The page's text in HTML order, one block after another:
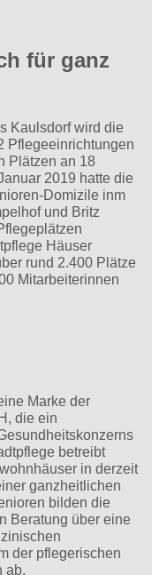
für ganz
Kaulsdorf wird die
Pflegeeinrichtungen
Plätzen an 18
2019 hatte die
Domizile inm
und Britz
Häuser
rund 2.400 Plätze
Mitarbeiterinnen
Marke der
die ein
betreibt
in derzeit
ganzheitlichen
bilden die
Beratung über eine
der pflegerischen
ab.